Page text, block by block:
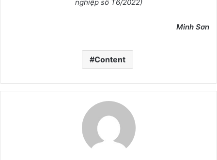
nghiệp số T6/2022)
Minh Sơn
Content